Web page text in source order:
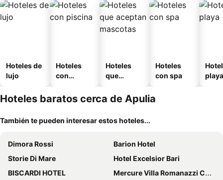
Hoteles de
lujo
Hoteles
con
Hoteles
que
mascotas
Hoteles
con spa
playa
Hoteles baratos cerca de Apulia
También te pueden interesar estos hoteles...
Dimora Rossi
Barion Hotel
Storie Di Mare
Hotel Excelsior Bari
BISCARDI HOTEL
Mercure Villa Romanazzi Carducci Bari